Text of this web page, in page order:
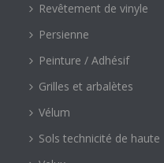
Revêtement de vinyle
Persienne
Peinture / Adhésif
Grilles et arbalètes
Vélum
Sols technicité de haute